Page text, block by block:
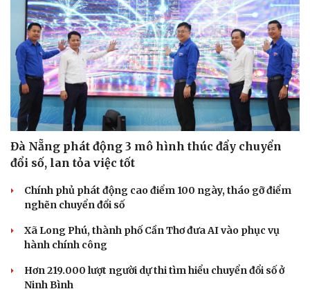
Đà Nẵng phát động 3 mô hình thúc đẩy chuyển
đổi số, lan tỏa việc tốt
Chính phủ phát động cao điểm 100 ngày, tháo gỡ điểm
nghẽn chuyển đổi số
Xã Long Phú, thành phố Cần Thơ đưa AI vào phục vụ
hành chính công
Hơn 219.000 lượt người dự thi tìm hiểu chuyển đổi số ở
Ninh Bình